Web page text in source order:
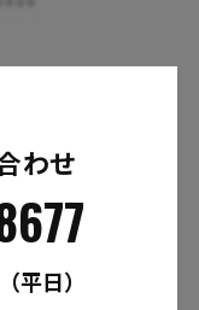
わせ
平日）